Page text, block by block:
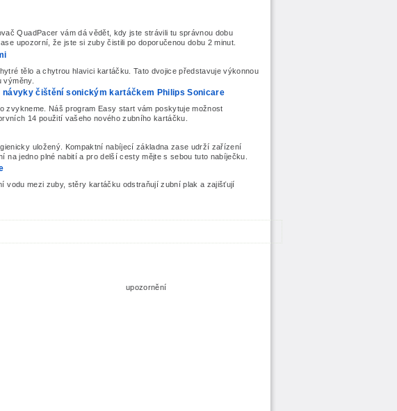
QuadPacer vám dá vědět, kdy jste strávili tu správnou dobu
upozorní, že jste si zuby čistili po doporučenou dobu 2 minut.
tělo a chytrou hlavici kartáčku. Tato dvojice představuje výkonnou
výměny.
čištění sonickým kartáčkem Philips Sonicare
Náš program Easy start vám poskytuje možnost
14 použití vašeho nového zubního kartáčku.
uložený. Kompaktní nabíjecí základna zase udrží zařízení
jedno plné nabití a pro delší cesty mějte s sebou tuto nabíječku.
vodu mezi zuby, stěry kartáčku odstraňují zubní plak a zajišťují
jako upozornění